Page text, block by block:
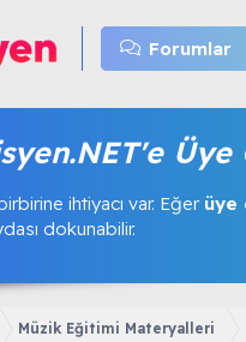
Forumlar
Üye
ihtiyacı var. Eğer üye
dokunabilir.
Müzik Eğitimi Materyalleri